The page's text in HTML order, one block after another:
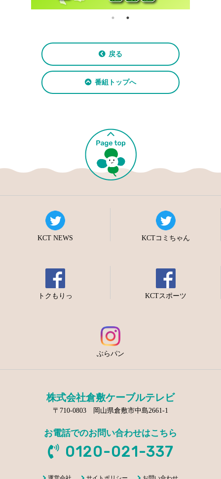
戻る
番組トップへ
KCT NEWS KCTコミちゃん
トクもりっ KCTスポーツ
ぶらパン
株式会社倉敷ケーブルテレビ
〒710-0803 岡山県倉敷市中島2661-1
お電話でのお問い合わせはこちら
0120-021-337